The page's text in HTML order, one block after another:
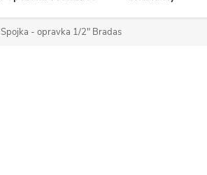
Spojka - opravka 1/2" Bradas